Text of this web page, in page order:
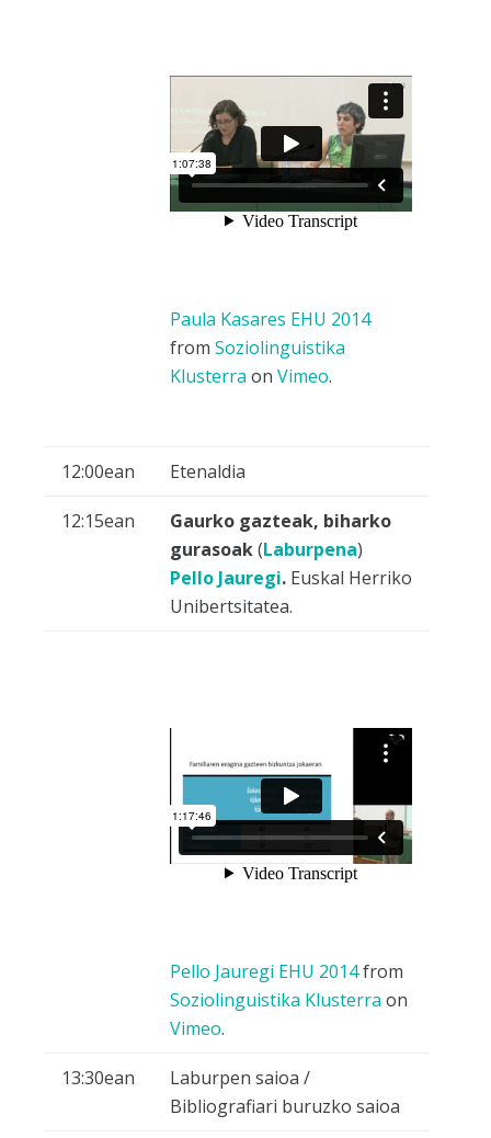
Paula Kasares EHU 2014
from Soziolinguistika
Klusterra on Vimeo.
12:00ean Etenaldia
12:15ean
Gaurko gazteak, biharko
gurasoak(Laburpena)
Pello Jauregi. Euskal Herriko
Unibertsitatea.
Pello Jauregi EHU 2014from
Soziolinguistika Klusterra on
Vimeo.
13:30ean
Laburpen saioa /
Bibliografiari buruzko saioa